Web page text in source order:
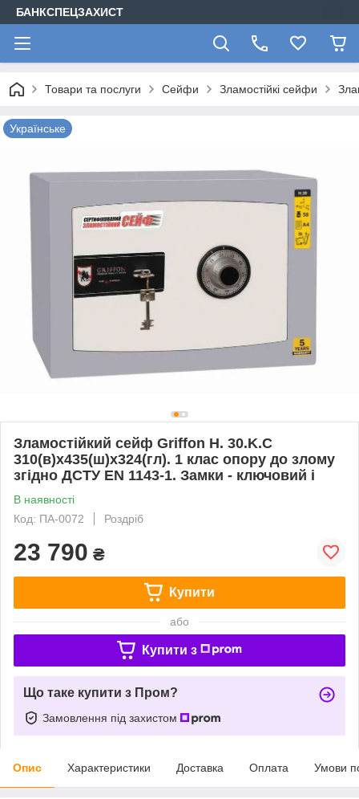
БАНКСПЕЦЗАХИСТ
Товари та послуги Сейфи Зламостійкі сейфи
Українське
Зламостійкий сейф Griffon H. 30.K.C
310(в)х435(ш)х324(гл). 1 клас опору до злому
згідно ДСТУ EN 1143-1. Замки - ключовий і
В наявності
Код: ПА-0072
Роздріб
23 790 ₴
Купити
або
Купити з
Що таке купити з Пром?
Замовлення під захистом
Опис Характеристики Доставка Оплата Умови